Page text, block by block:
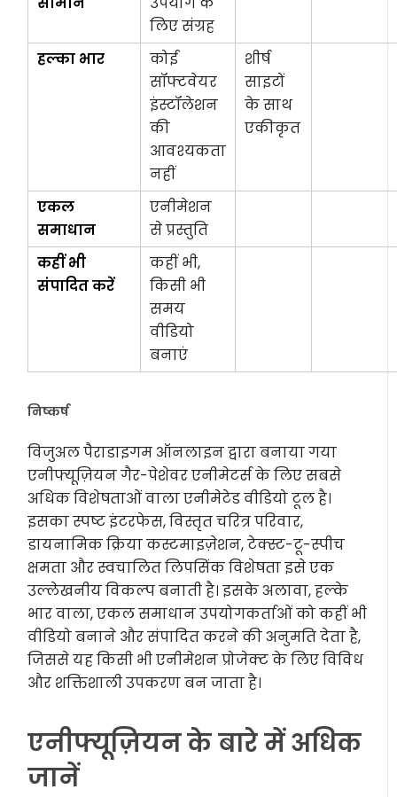
लिए संग्रह
हल्का भार
कोई
सॉफ्टवेयर
इंस्टॉलेशन
की
आवश्यकता
नहीं
शीर्ष
साइटों
के साथ
एकीकृत
एकल
समाधान
एनीमेशन
से प्रस्तुति
कहीं भी
संपादित करें
कहीं भी,
किसी भी
समय
वीडियो
बनाएं
निष्कर्ष
विजुअल पैराडाइगम ऑनलाइन द्वारा बनाया गया
एनीफ्यूज़ियन गैर-पेशेवर एनीमेटर्स के लिए सबसे
अधिक विशेषताओं वाला एनीमेटेड वीडियो टूल है।
इसका स्पष्ट इंटरफेस, विस्तृत चरित्र परिवार,
डायनामिक क्रिया कस्टमाइज़ेशन, टेक्स्ट-टू-स्पीच
क्षमता और स्वचालित लिपसिंक विशेषता इसे एक
उल्लेखनीय विकल्प बनाती है। इसके अलावा, हल्के
भार वाला, एकल समाधान उपयोगकर्ताओं को कहीं भी
वीडियो बनाने और संपादित करने की अनुमति देता है,
जिससे यह किसी भी एनीमेशन प्रोजेक्ट के लिए विविध
और शक्तिशाली उपकरण बन जाता है।
एनीफ्यूज़ियन के बारे में अधिक
जानें